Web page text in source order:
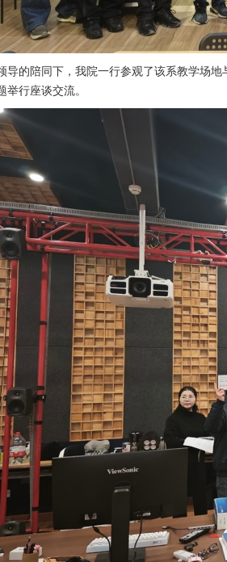
导的陪同下，我院一行参观了该系教学场
行座谈交流。